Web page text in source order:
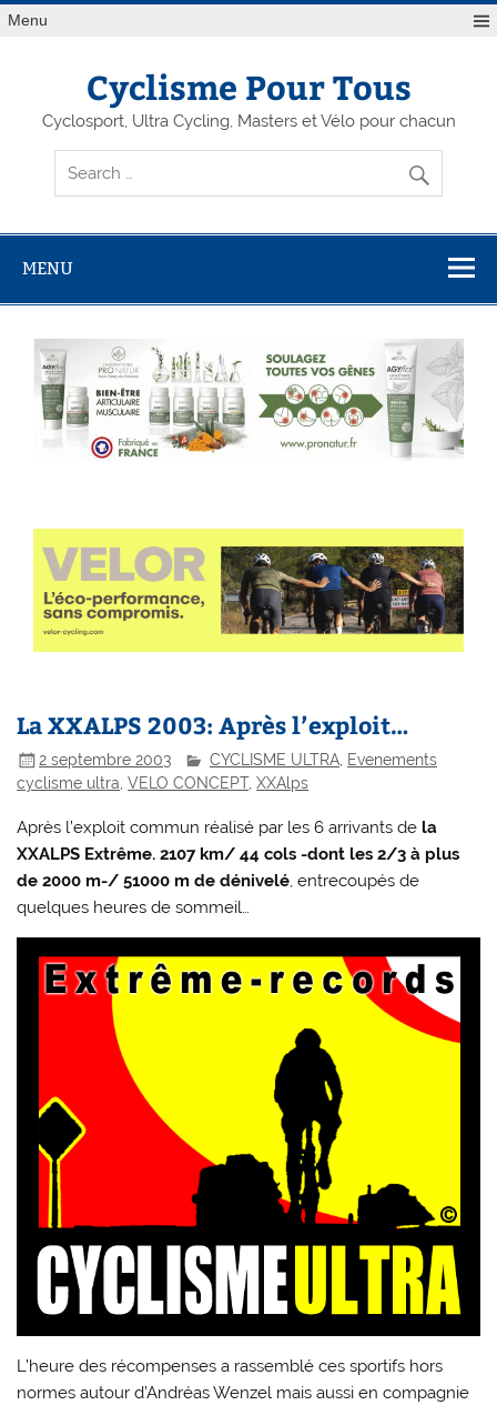
Menu
Cyclisme Pour Tous
Cyclosport, Ultra Cycling, Masters et Vélo pour chacun
MENU
La XXALPS 2003: Après l’exploit…
2 septembre 2003 CYCLISME ULTRA Evenements
cyclisme ultra,VELO CONCEPT,XXAlps
Après l’exploit commun réalisé par les 6 arrivants de la
XXALPS Extrême. 2107 km/ 44 cols -dont les 2/3 à plus
de 2000 m-/ 51000 m de dénivelé, entrecoupés de
quelques heures de sommeil…
L’heure des récompenses a rassemblé ces sportifs hors
normes autour d’Andréas Wenzel mais aussi en compagnie